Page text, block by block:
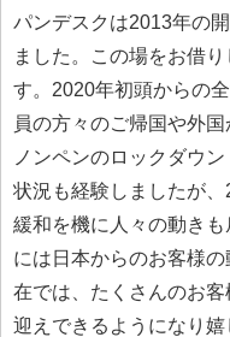
パンデスクは2013年の
ました。この場をお借
す。2020年初頭からの
員の方々のご帰国や外
ノンペンのロックダウ
状況も経験しましたが
緩和を機に人々の動き
には日本からのお客様
在では、たくさんのお
迎えできるようになり嬉